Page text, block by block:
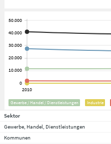
Gewerbe / Handel / Dienstleistungen Industrie
Sektor
Gewerbe, Handel, Dienstleistungen
Kommunen